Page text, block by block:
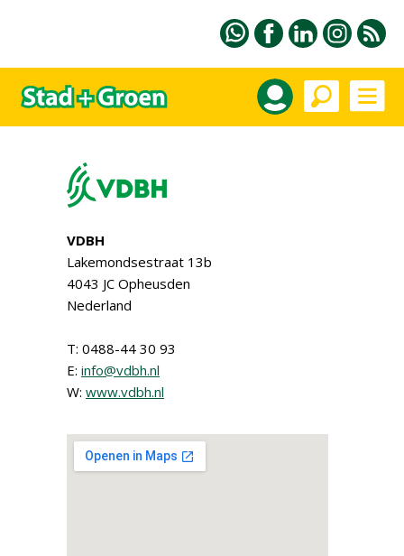
VDBH
Lakemondsestraat 13b
4043 JC Opheusden
Nederland
T: 0488-44 30 93
E: info@vdbh.nl
W: www.vdbh.nl